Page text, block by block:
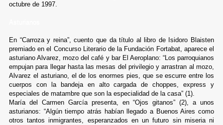
octubre de 1997.
En “Carroza y reina”, cuento que da título al libro de Isidoro Blaisten
premiado en el Concurso Literario de la Fundación Fortabat, aparece el
asturiano Alvarez, mozo del café y bar El Aeroplano: “Los parroquianos
empujan para llegar hasta las mesas del privilegio y arrastran al mozo,
Alvarez el asturiano, el de los enormes pies, que se escurre entre los
cuerpos con la bandeja en alto cargada de choppes, express y
especiales de matambre que son la especialidad de la casa” (1).
María del Carmen García presenta, en “Ojos gitanos” (2), a unos
asturianos: “Algún tiempo atrás habían llegado a Buenos Aires como
otros tantos inmigrantes, esperanzados en un futuro sin miseria ni